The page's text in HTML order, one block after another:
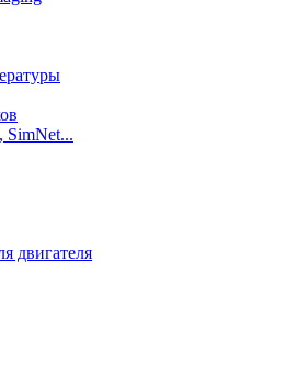
SimNet...
двигателя